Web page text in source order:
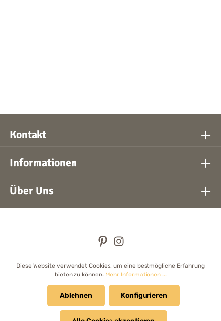
Kontakt
Informationen
Über Uns
* Alle Preise inkl. gesetzl. Mehrwertsteuer zzgl.Versandkosten
und ggf. Nachnahmegebühren, wenn nicht anders angegeben.
Händler Newsletter
Cookie Einstellungen
Kataloge & Prospekte
Diese Website verwendet Cookies, um eine bestmögliche Erfahrung
bieten zu können. Mehr Informationen ...
Ablehnen Konfigurieren